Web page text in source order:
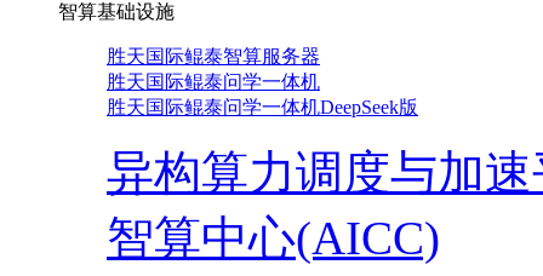
智算基础设施
胜天国际鲲泰智算服务器
胜天国际鲲泰问学一体机
胜天国际鲲泰问学一体机DeepSeek版
异构算力调度与加
智算中心(AICC)